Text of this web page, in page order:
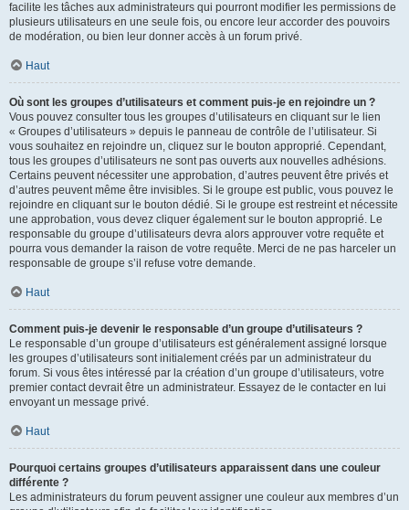
facilite les tâches aux administrateurs qui pourront modifier les permissions de
plusieurs utilisateurs en une seule fois, ou encore leur accorder des pouvoirs
de modération, ou bien leur donner accès à un forum privé.
Haut
Où sont les groupes d’utilisateurs et comment puis-je en rejoindre un ?
Vous pouvez consulter tous les groupes d’utilisateurs en cliquant sur le lien
« Groupes d’utilisateurs » depuis le panneau de contrôle de l’utilisateur. Si
vous souhaitez en rejoindre un, cliquez sur le bouton approprié. Cependant,
tous les groupes d’utilisateurs ne sont pas ouverts aux nouvelles adhésions.
Certains peuvent nécessiter une approbation, d’autres peuvent être privés et
d’autres peuvent même être invisibles. Si le groupe est public, vous pouvez le
rejoindre en cliquant sur le bouton dédié. Si le groupe est restreint et nécessite
une approbation, vous devez cliquer également sur le bouton approprié. Le
responsable du groupe d’utilisateurs devra alors approuver votre requête et
pourra vous demander la raison de votre requête. Merci de ne pas harceler un
responsable de groupe s’il refuse votre demande.
Haut
Comment puis-je devenir le responsable d’un groupe d’utilisateurs ?
Le responsable d’un groupe d’utilisateurs est généralement assigné lorsque
les groupes d’utilisateurs sont initialement créés par un administrateur du
forum. Si vous êtes intéressé par la création d’un groupe d’utilisateurs, votre
premier contact devrait être un administrateur. Essayez de le contacter en lui
envoyant un message privé.
Haut
Pourquoi certains groupes d’utilisateurs apparaissent dans une couleur
différente ?
Les administrateurs du forum peuvent assigner une couleur aux membres d’un